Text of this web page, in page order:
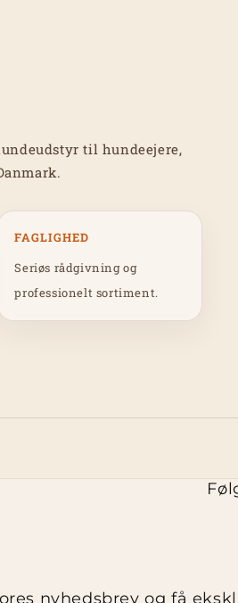
til hundeejere,
FAGLIGHED
Seriøs rådgivning og
professionelt sortiment.
nyhedsbrev og få